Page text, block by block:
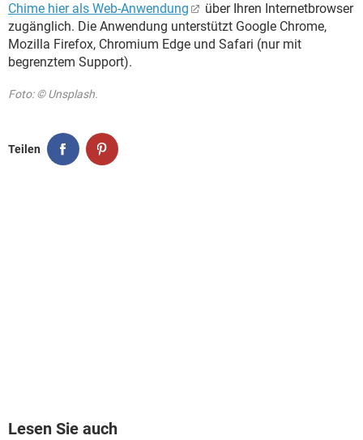
Chime hier als Web-Anwendung
über Ihren Internetbrowser
zugänglich. Die Anwendung unterstützt Google Chrome,
Mozilla Firefox, Chromium Edge und Safari (nur mit
begrenztem Support).
Foto: © Unsplash.
Teilen
Lesen Sie auch